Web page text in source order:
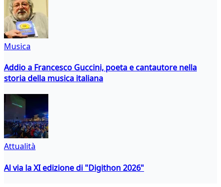
Musica
Addio a Francesco Guccini, poeta e cantautore nella
storia della musica italiana
Attualità
Al via la XI edizione di "Digithon 2026"